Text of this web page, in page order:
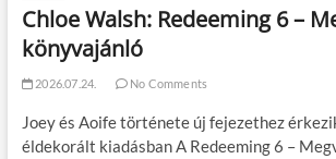
Chloe Walsh: Redeeming 6 –
könyvajánló
2026.07.24. No Comments
Joey és Aoife története új fejezethez
éldekorált kiadásban A Redeeming 6 –